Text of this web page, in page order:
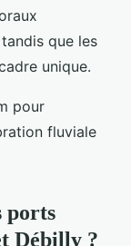
que les
unique.
pour
fluviale
ports
Débilly ?